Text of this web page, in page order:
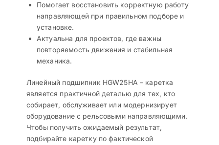
Помогает восстановить корректную работу
направляющей при правильном подборе и
установке.
Актуальна для проектов, где важны
повторяемость движения и стабильная
механика.
Линейный подшипник HGW25HA – каретка
является практичной деталью для тех, кто
собирает, обслуживает или модернизирует
оборудование с рельсовыми направляющими.
Чтобы получить ожидаемый результат,
подбирайте каретку по фактической